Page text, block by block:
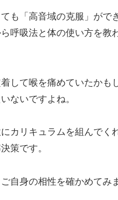
も「高音域の克服」がで
呼吸法と体の使い方を教
して喉を痛めていたかも
ないですよね。
カリキュラムを組んでく
策です。
自身の相性を確かめてみ